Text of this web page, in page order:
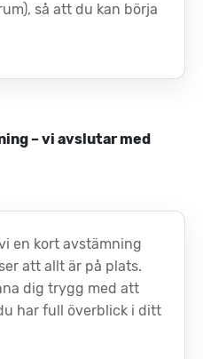
så att du kan börja
– vi avslutar med
en kort avstämning
att allt är på plats.
dig trygg med att
har full överblick i ditt